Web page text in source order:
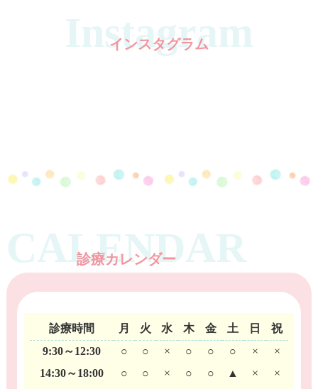
【小学生以下のお子さま限定】ネット予約はじめま
2025.04.08
【定期健診】中高生のみんなに伝えたい！
2023.12.15
子どものパノラマエックス線撮影のお話
MORE
Instagram
インスタグラム
CALENDAR
診療カレンダー
診療時間 月 火 水 木 金 土 日
祝
9:30～12:30
○ ○ × ○ ○ ○ ×
×
14:30～18:00
○ ○ × ○ ○ ▲ ×
×